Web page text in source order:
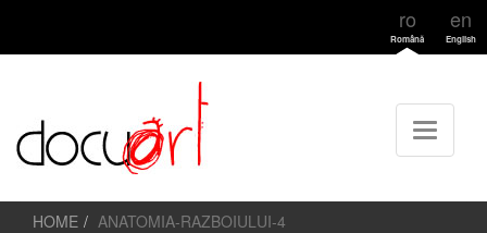
ro
Română
en
English
HOME ANATOMIA-RAZBOIULUI-4